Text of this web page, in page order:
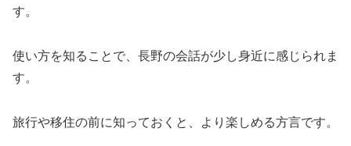
す。
使い方を知ることで、長野の会話が少し身近に感じられま
す。
旅行や移住の前に知っておくと、より楽しめる方言です。